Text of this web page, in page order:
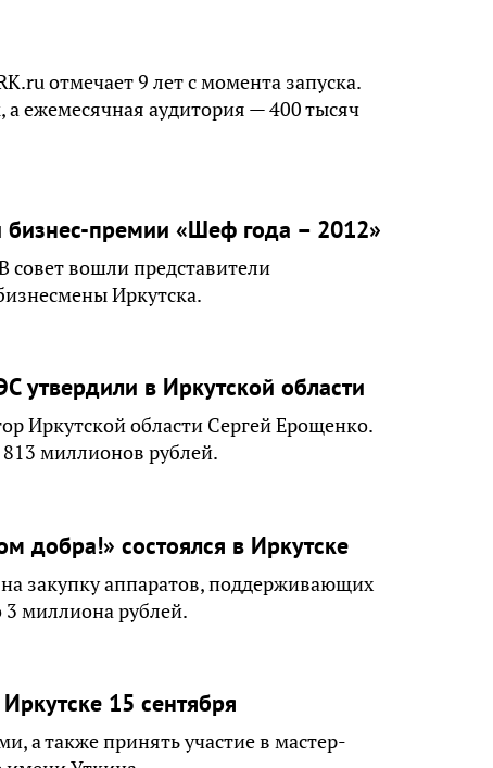
отмечает 9 лет с момента запуска.
а ежемесячная аудитория — 400 тысяч
бизнес-премии «Шеф года – 2012»
совет вошли представители
Иркутска.
утвердили в Иркутской области
Иркутской области Сергей Ерощенко.
миллионов рублей.
добра!» состоялся в Иркутске
закупку аппаратов, поддерживающих
миллиона рублей.
15 сентября
а также принять участие в мастер-